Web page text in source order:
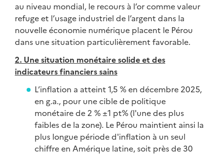
au niveau mondial, le recours à l’or comme valeur
refuge et l’usage industriel de l’argent dans la
nouvelle économie numérique placent le Pérou
dans une situation particulièrement favorable.
2. Une situation monétaire solide et des
indicateurs financiers sains
L’inflation a atteint 1,5 % en décembre 2025,
en g.a., pour une cible de politique
monétaire de 2 % ±1 pt% (l'une des plus
faibles de la zone). Le Pérou maintient ainsi la
plus longue période d'inflation à un seul
chiffre en Amérique latine, soit près de 30